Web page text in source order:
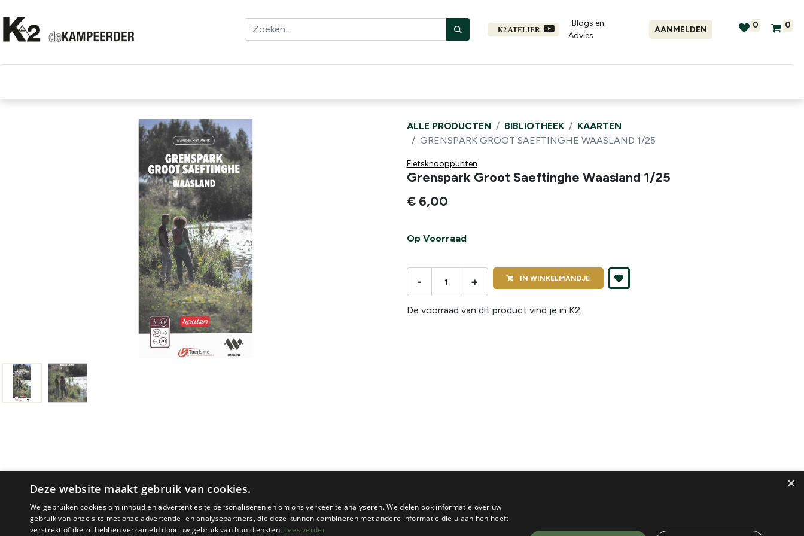
K2 ATELIER
Blogs en
Advies​
AANMELDEN 0 0
ALLE PRODUCTEN BIBLIOTHEEK
KAARTEN
GRENSPARK GROOT SAEFTINGHE WAASLAND 1/25
Fietsknooppunten
Grenspark Groot Saeftinghe Waasland 1/25
€ 6,00
Op Voorraad
- + IN WINKELMANDJE
De voorraad van dit product vind je in K2
PRODUCTOMSCHRIJVING
×
Deze website maakt gebruik van cookies.
We gebruiken cookies om inhoud en advertenties te personaliseren en om ons verkeer te analyseren. We delen ook informatie over uw
gebruik van onze site met onze advertentie- en analysepartners, die deze kunnen combineren met andere informatie die u aan hen heeft
verstrekt of die zij hebben verzameld door uw gebruik van hun diensten. Lees verder